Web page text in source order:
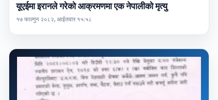
यूएईमा इरानले गरेको आक्रमणमा एक नेपालीको मृत्यु
१७ फाल्गुन २०८२, आईतवार १५:५८